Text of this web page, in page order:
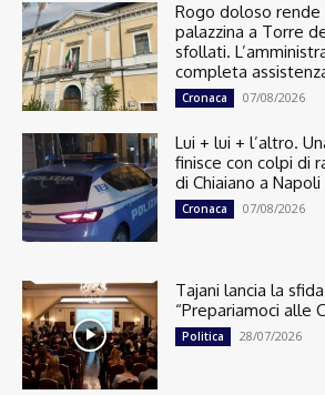
Rogo doloso rende
palazzina a Torre
sfollati.
completa
Cronaca 07/08/2026
Lui + lui + l’altro.
finisce con colpi di
di Chiaiano a Napoli
Cronaca 07/08/2026
Tajani lancia la
“Prepariamoci alle
Politica 28/07/2026